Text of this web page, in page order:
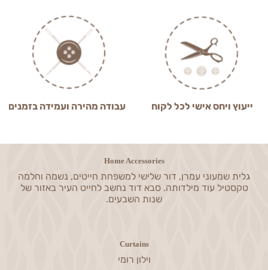
ייעוץ ויחס אישי לכל לקוח עבודה מהירה ועמידה בזמנים
Home Accessories
גלית שמעוני עמרן, דור שלישי למשפחת חייטים, נשמה וחלמה
טקסטיל עוד מילדותה. סבא דוד נחשב לחייט העיר באזור של
שנות השבעים.
Curtains
וילון רומי